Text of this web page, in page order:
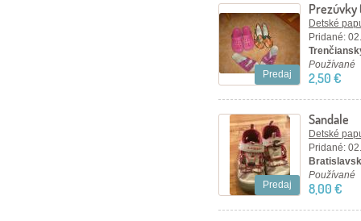
Predaj
Prezúvky
Detské
Pridané:
Používané
2,50 €
Predaj
Sandale
Detské
Pridané:
Používané
8,00 €